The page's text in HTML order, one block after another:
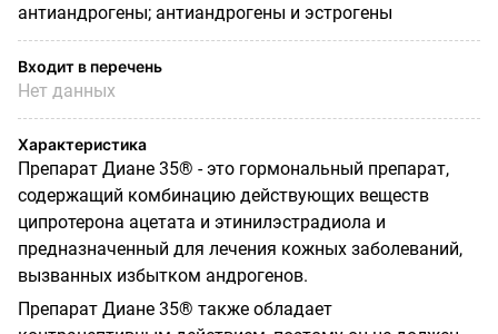
антиандрогены; антиандрогены и эстрогены
Входит в перечень
Нет данных
Характеристика
Препарат Диане 35® - это гормональный препарат,
содержащий комбинацию действующих веществ
ципротерона ацетата и этинилэстрадиола и
предназначенный для лечения кожных заболеваний,
вызванных избытком андрогенов.
Препарат Диане 35® также обладает